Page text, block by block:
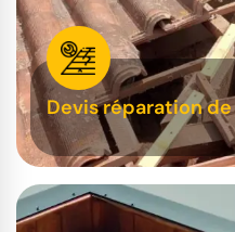
Devis réparation